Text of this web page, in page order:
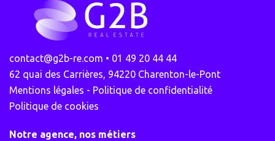
contact@g2b-re.com • 01 49 20 44 44
62 quai des Carrières, 94220 Charenton-le-Pont
Mentions légales - Politique de confidentialité
Politique de cookies
Notre agence, nos métiers